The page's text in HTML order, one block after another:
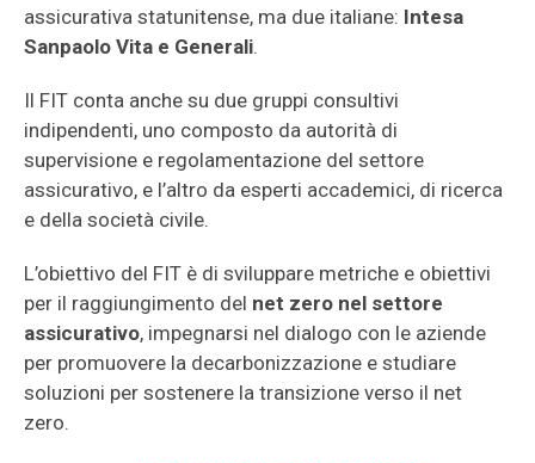
assicurativa statunitense, ma due italiane: Intesa
Sanpaolo Vita e Generali.
Il FIT conta anche su due gruppi consultivi
indipendenti, uno composto da autorità di
supervisione e regolamentazione del settore
assicurativo, e l’altro da esperti accademici, di ricerca
e della società civile.
L’obiettivo del FIT è di sviluppare metriche e obiettivi
per il raggiungimento del net zero nel settore
assicurativo, impegnarsi nel dialogo con le aziende
per promuovere la decarbonizzazione e studiare
soluzioni per sostenere la transizione verso il net
zero.